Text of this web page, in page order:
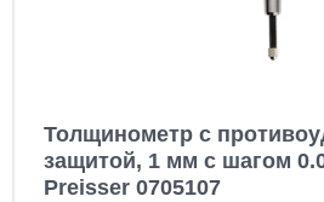
Толщинометр с
защитой, 1 мм с шагом
Preisser 0705107